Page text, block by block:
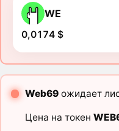
WE
0,0174 $
Web69ожидает
Цена на токен